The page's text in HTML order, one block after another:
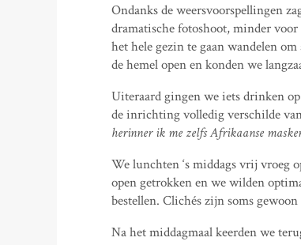
Ondanks de weersvoorspellingen
dramatische fotoshoot, minder
het hele gezin te gaan wandelen
de hemel open en konden we
Uiteraard gingen we iets drinken
de inrichting volledig verschilde
herinner ik me zelfs Afrikaanse
We lunchten ‘s middags vrij vroeg
open getrokken en we wilden
bestellen. Clichés zijn soms
Na het middagmaal keerden we